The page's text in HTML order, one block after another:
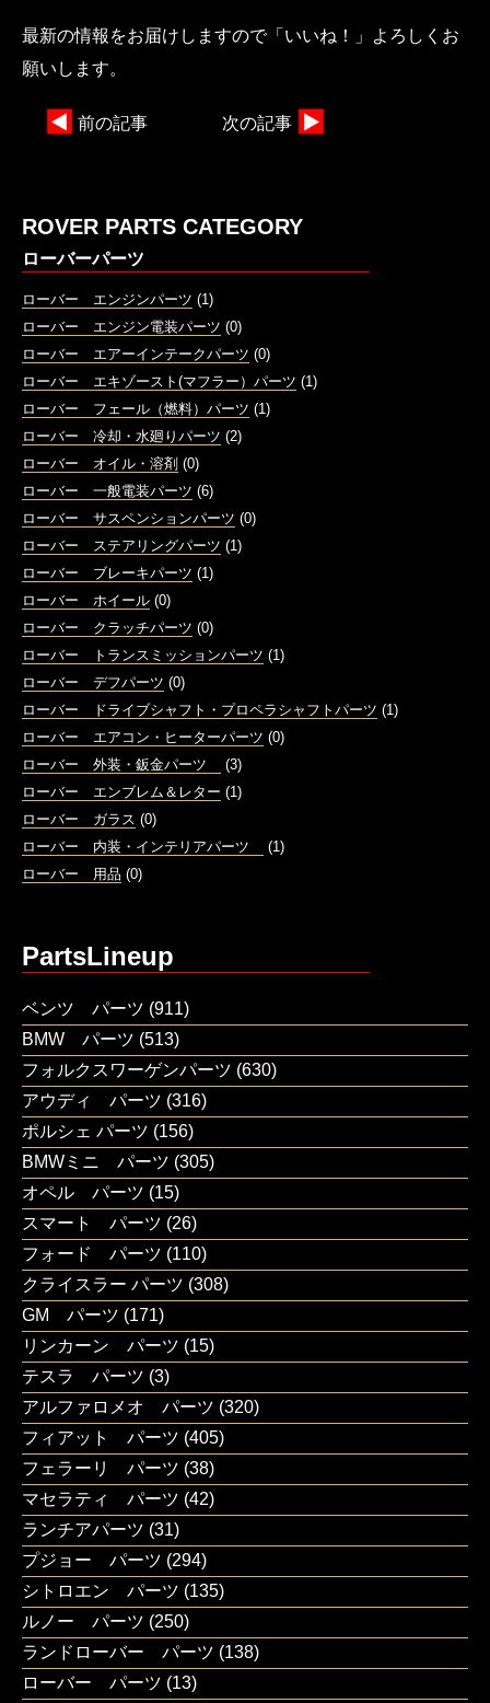
最新の情報をお届けしますので「いいね！」よろしくお
願いします。
前の記事 次の記事
ROVER PARTS CATEGORY
ローバーパーツ
ローバー エンジンパーツ (1)
ローバー エンジン電装パーツ (0)
ローバー エアーインテークパーツ (0)
ローバー エキゾースト(マフラー）パーツ (1)
ローバー フェール（燃料）パーツ (1)
ローバー 冷却・水廻りパーツ (2)
ローバー オイル・溶剤 (0)
ローバー 一般電装パーツ (6)
ローバー サスペンションパーツ (0)
ローバー ステアリングパーツ (1)
ローバー ブレーキパーツ (1)
ローバー ホイール (0)
ローバー クラッチパーツ (0)
ローバー トランスミッションパーツ (1)
ローバー デフパーツ (0)
ローバー ドライブシャフト・プロペラシャフトパーツ (1)
ローバー エアコン・ヒーターパーツ (0)
ローバー 外装・鈑金パーツ
(3)
ローバー エンブレム＆レター (1)
ローバー ガラス (0)
ローバー 内装・インテリアパーツ
(1)
ローバー 用品 (0)
PartsLineup
ベンツ パーツ (911)
BMW パーツ (513)
フォルクスワーゲンパーツ (630)
アウディ パーツ (316)
ポルシェ パーツ (156)
BMWミニ パーツ (305)
オペル パーツ (15)
スマート パーツ (26)
フォード パーツ (110)
クライスラー パーツ (308)
GM パーツ (171)
リンカーン パーツ (15)
テスラ パーツ (3)
アルファロメオ パーツ (320)
フィアット パーツ (405)
フェラーリ パーツ (38)
マセラティ パーツ (42)
ランチアパーツ (31)
プジョー パーツ (294)
シトロエン パーツ (135)
ルノー パーツ (250)
ランドローバー パーツ (138)
ローバー パーツ (13)